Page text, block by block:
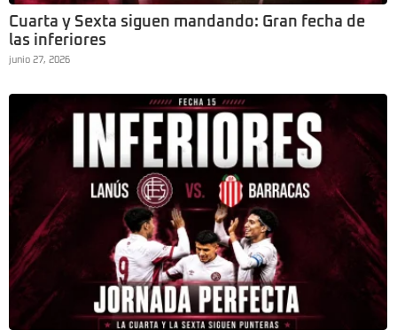
Cuarta y Sexta siguen mandando: Gran fecha de
las inferiores
junio 27, 2026